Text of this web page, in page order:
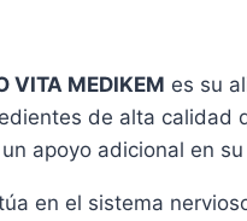
VITA MEDIKEM es su
de alta
apoyo adicional en
en el sistema